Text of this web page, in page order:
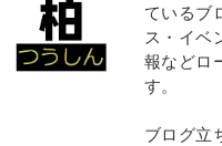
ているブ
ス・イベ
報などロ
す。
ブログ立